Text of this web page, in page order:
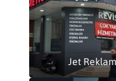
Jet Reklam